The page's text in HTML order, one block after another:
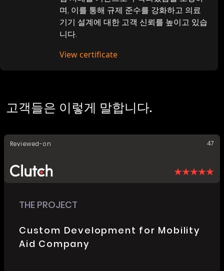
며, 이를 통해 규제 준수를 강화하고 의료
기기 설계에 대한 고객 신뢰를 높이고 있습
니다.
View certificate
고객들은 이렇게 말합니다.
47
Reviewed-on
THE PROJECT
Custom Development for Mobility
Aid Company